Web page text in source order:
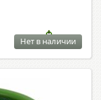
Нет в наличии